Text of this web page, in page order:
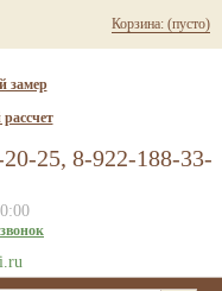
Корзина: (пусто)
замер
25, 8-922-188-33-